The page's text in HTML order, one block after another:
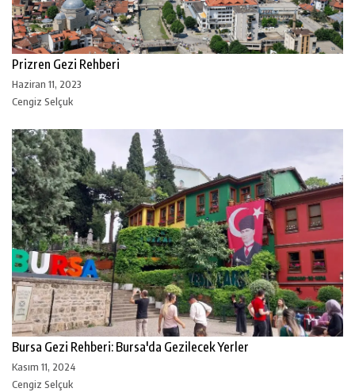
Prizren Gezi Rehberi
Haziran 11, 2023
Cengiz Selçuk
Bursa Gezi Rehberi: Bursa'da Gezilecek Yerler
Kasım 11, 2024
Cengiz Selçuk